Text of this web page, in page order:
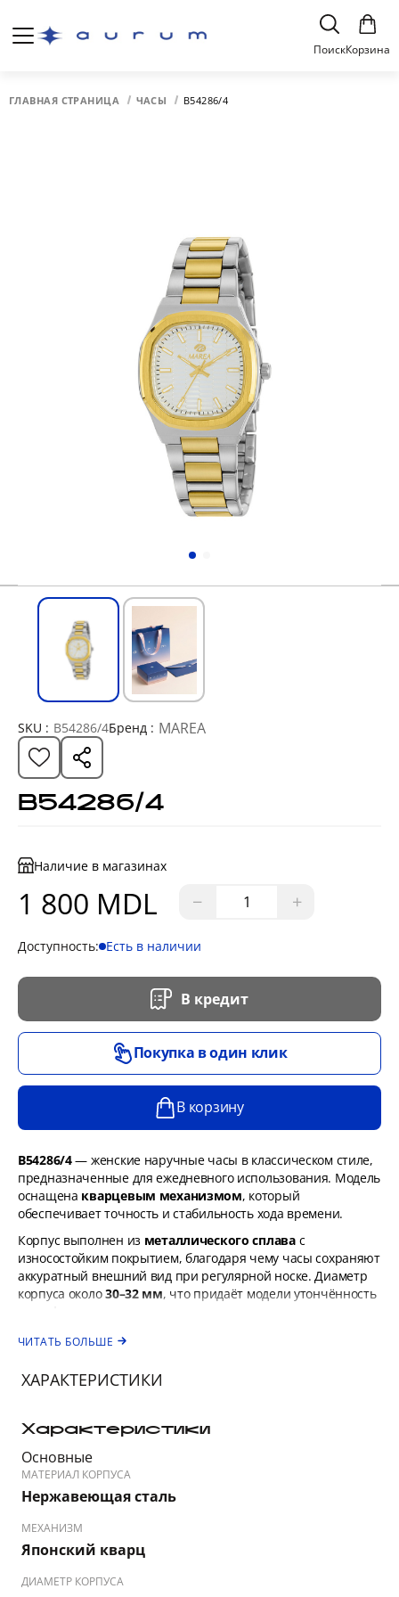
ПоискКорзина
ГЛАВНАЯ СТРАНИЦА ЧАСЫ B54286/4
SKU : B54286/4Бренд : MAREA
B54286/4
Наличие в магазинах
1 800 MDL − +
Доступность: Есть в наличии
В кредит
Покупка в один клик
В корзину
B54286/4— женские наручные часы в классическом стиле,
предназначенные для ежедневного использования. Модель
оснащена кварцевым механизмом, который
обеспечивает точность и стабильность хода времени.
Корпус выполнен из металлического сплавас
износостойким покрытием, благодаря чему часы сохраняют
аккуратный внешний вид при регулярной носке. Диаметр
корпуса около30–32 мм, что придаёт модели утончённость
Циферблатоформлен в лаконичном стиле с тонкими
хорошую читаемость времени. Поверхность защищена
минеральным стеклом
Металлическийбраслет гармонирует с корпусом и
фиксируется надёжной застёжкой-клипсой, обеспечивая
удобство в течение всего дня.
Водозащита 3 ATMзащищает часы от случайных брызг и
длительного контакта с водой.
B54286/4легко сочетаются как с повседневными, так и с
более элегантными или офисными образами, подчёркивая
ЧИТАТЬ БОЛЬШЕ
ХАРАКТЕРИСТИКИ
Характеристики
Основные
МАТЕРИАЛ КОРПУСА
Нержавеющая сталь
МЕХАНИЗМ
Японский кварц
ДИАМЕТР КОРПУСА